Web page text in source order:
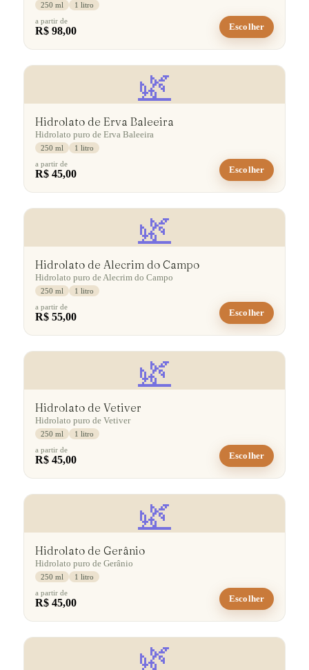
250 ml
1 litro
a partir de
R$ 98,00 Escolher
🌿
Hidrolato de Erva Baleeira
Hidrolato puro de Erva Baleeira
250 ml
1 litro
a partir de
R$ 45,00 Escolher
🌿
Hidrolato de Alecrim do Campo
Hidrolato puro de Alecrim do Campo
250 ml
1 litro
a partir de
R$ 55,00 Escolher
🌿
Hidrolato de Vetiver
Hidrolato puro de Vetiver
250 ml
1 litro
a partir de
R$ 45,00 Escolher
🌿
Hidrolato de Gerânio
Hidrolato puro de Gerânio
250 ml
1 litro
a partir de
R$ 45,00 Escolher
🌿